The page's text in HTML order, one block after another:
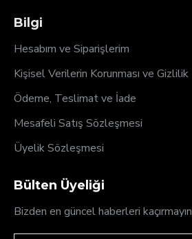
Bilgi
Hesabım ve Siparişlerim
Kişisel Verilerin Korunması ve Gizlilik
Ödeme, Teslimat ve İade
Mesafeli Satış Sözleşmesi
Üyelik Sözleşmesi
Bülten Üyeliği
Bizden en güncel haberleri kaçırmayın